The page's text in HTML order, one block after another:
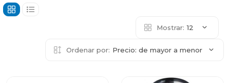
Mostrar: 12
Ordenar por: Precio: de mayor a menor